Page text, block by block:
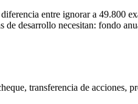
entre ignorar a 49.800
desarrollo necesitan: fondo
transferencia de acciones,